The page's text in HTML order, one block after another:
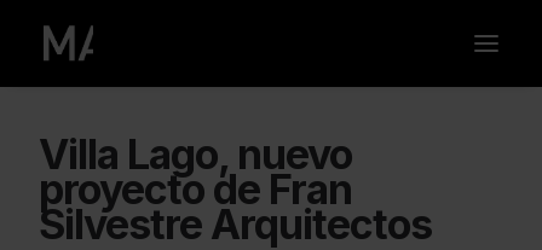
Villa Lago, nuevo
proyecto de Fran
Silvestre Arquitectos